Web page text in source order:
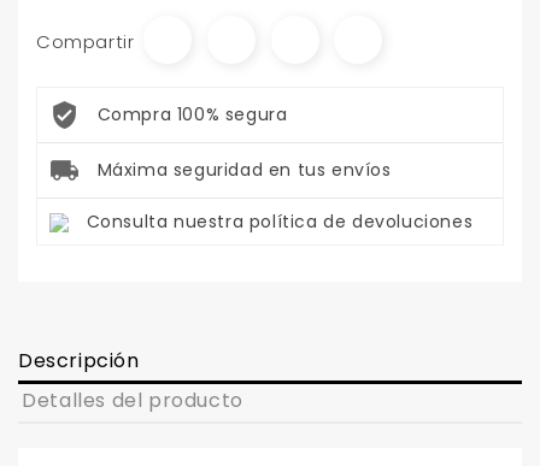
Compartir
Compra 100% segura
Máxima seguridad en tus envíos
Consulta nuestra política de devoluciones
Descripción
Detalles del producto